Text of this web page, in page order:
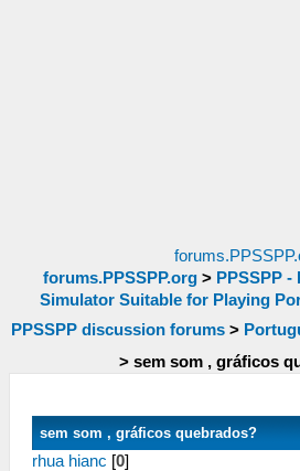
forums.PPSSPP.org> PPSSPP
Simulator Suitable for Playing
PPSSPP discussion forums>
> sem som , gráficos
sem som , gráficos quebrados?
rhua hianc [0]